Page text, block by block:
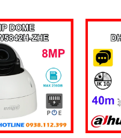
256GB, cùng
minh và cảnh
sát hiệu quả
nghệ AI
năng
động
độ